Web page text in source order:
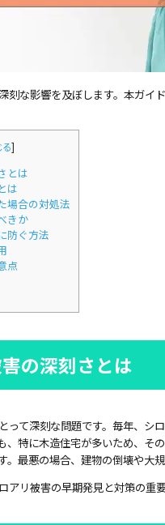
刻な影響を及ぼします。本ガ
]
とは
は
場合の対処法
きか
防ぐ方法
点
の深刻さとは
って深刻な問題です。毎年、シ
、特に木造住宅が多いため、そ
。最悪の場合、建物の倒壊や大
アリ被害の早期発見と対策の重